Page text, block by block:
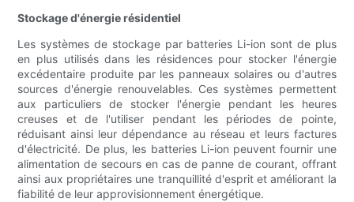
Stockage d'énergie résidentiel
Les systèmes de stockage par batteries Li-ion sont de plus
en plus utilisés dans les résidences pour stocker l'énergie
excédentaire produite par les panneaux solaires ou d'autres
sources d'énergie renouvelables. Ces systèmes permettent
aux particuliers de stocker l'énergie pendant les heures
creuses et de l'utiliser pendant les périodes de pointe,
réduisant ainsi leur dépendance au réseau et leurs factures
d'électricité. De plus, les batteries Li-ion peuvent fournir une
alimentation de secours en cas de panne de courant, offrant
ainsi aux propriétaires une tranquillité d'esprit et améliorant la
fiabilité de leur approvisionnement énergétique.